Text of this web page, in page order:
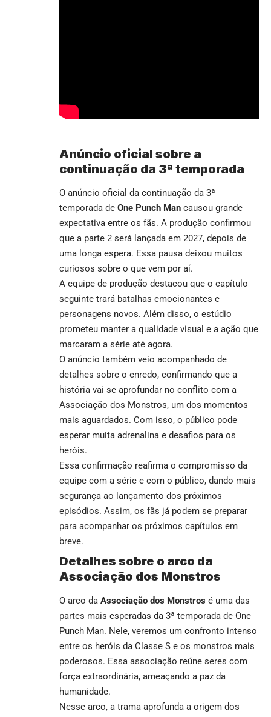
Anúncio oficial sobre a
continuação da 3ª temporada
O anúncio oficial da continuação da 3ª
temporada de One Punch Man causou grande
expectativa entre os fãs. A produção confirmou
que a parte 2 será lançada em 2027, depois de
uma longa espera. Essa pausa deixou muitos
curiosos sobre o que vem por aí.
A equipe de produção destacou que o capítulo
seguinte trará batalhas emocionantes e
personagens novos. Além disso, o estúdio
prometeu manter a qualidade visual e a ação que
marcaram a série até agora.
O anúncio também veio acompanhado de
detalhes sobre o enredo, confirmando que a
história vai se aprofundar no conflito com a
Associação dos Monstros, um dos momentos
mais aguardados. Com isso, o público pode
esperar muita adrenalina e desafios para os
heróis.
Essa confirmação reafirma o compromisso da
equipe com a série e com o público, dando mais
segurança ao lançamento dos próximos
episódios. Assim, os fãs já podem se preparar
para acompanhar os próximos capítulos em
breve.
Detalhes sobre o arco da
Associação dos Monstros
O arco da Associação dos Monstros é uma das
partes mais esperadas da 3ª temporada de One
Punch Man. Nele, veremos um confronto intenso
entre os heróis da Classe S e os monstros mais
poderosos. Essa associação reúne seres com
força extraordinária, ameaçando a paz da
humanidade.
Nesse arco, a trama aprofunda a origem dos